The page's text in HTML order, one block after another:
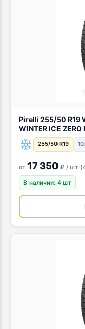
Pirelli 255/50 R19 W-Ice ZERO FRICTION 107T
WINTER ICE ZERO
255/50 R19
от 17 350 ₽ / шт·(
В наличии: 4 шт